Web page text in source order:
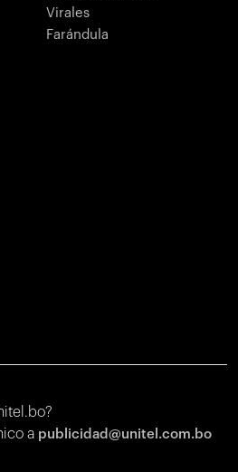
Virales
Farándula
a publicidad@unitel.com.bo